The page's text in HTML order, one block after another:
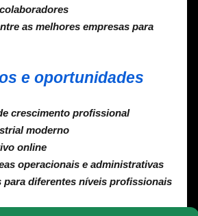
as melhores empresas para
e oportunidades
crescimento profissional
moderno
online
operacionais e administrativas
para diferentes níveis profissionais